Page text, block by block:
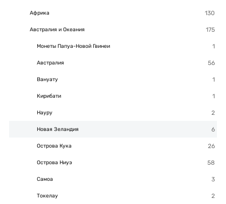
Африка
Австралия и Океания
Монеты Папуа-Новой Гвинеи
Австралия
Вануату
Кирибати
Науру
Новая Зеландия
Острова Кука
Острова Ниуэ
Самоа
Токелау